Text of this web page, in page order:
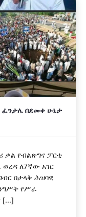
ፈንታሌ በደመቀ ሁኔታ
ቃል የብልጽግና ፓርቲ
ለ7ኛው አገር
በታላቅ ሕዝባዊ
የሥራ